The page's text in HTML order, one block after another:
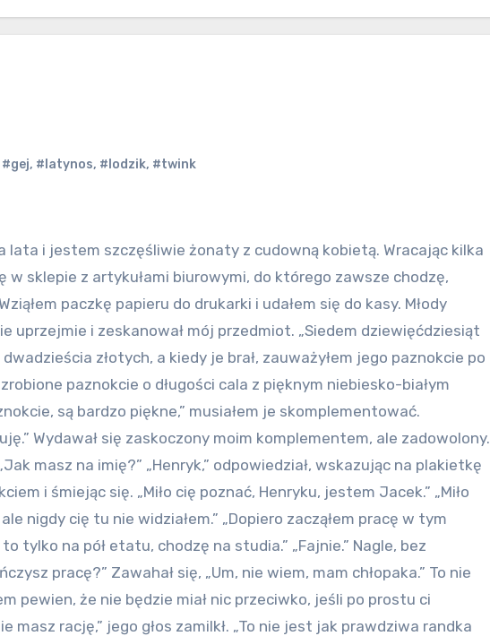
#gej, #latynos, #lodzik, #twink
w sklepie z artykułami biurowymi, do którego zawsze chodzę,
paczkę papieru do drukarki i udałem się do kasy. Młody
uprzejmie i zeskanował mój przedmiot. „Siedem dziewięćdziesiąt
złotych, a kiedy je brał, zauważyłem jego paznokcie po
paznokcie o długości cala z pięknym niebiesko-białym
są bardzo piękne,” musiałem je skomplementować.
Wydawał się zaskoczony moim komplementem, ale zadowolony.
masz na imię?” „Henryk,” odpowiedział, wskazując na plakietkę
i śmiejąc się. „Miło cię poznać, Henryku, jestem Jacek.” „Miło
nigdy cię tu nie widziałem.” „Dopiero zacząłem pracę w tym
tylko na pół etatu, chodzę na studia.” „Fajnie.” Nagle, bez
pracę?” Zawahał się, „Um, nie wiem, mam chłopaka.” To nie
pewien, że nie będzie miał nic przeciwko, jeśli po prostu ci
masz rację,” jego głos zamilkł. „To nie jest jak prawdziwa randka